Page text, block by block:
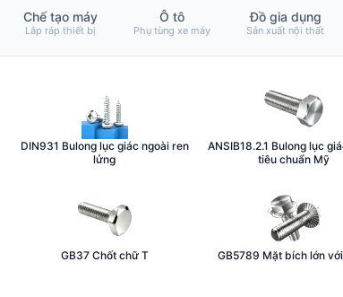
Chế tạo máy
Lắp ráp thiết bị
Ô tô
Phụ tùng xe máy
Đồ gia dụng
Sản xuất nội thất
DIN931 Bulong lục giác ngoài ren
lửng
ANSIB18.2.1 Bulong lục
tiêu chuẩn Mỹ
GB37 Chốt chữ T GB5789 Mặt bích lớn